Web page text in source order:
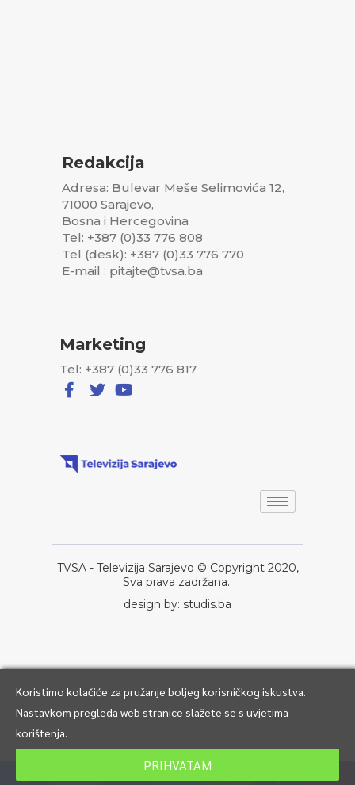
Redakcija
Adresa: Bulevar Meše Selimovića 12,
71000 Sarajevo,
Bosna i Hercegovina
Tel: +387 (0)33 776 808
Tel (desk): +387 (0)33 776 770
E-mail : pitajte@tvsa.ba
Marketing
Tel: +387 (0)33 776 817
TVSA - Televizija Sarajevo © Copyright 2020,
Sva prava zadržana..
design by: studis.ba
Koristimo kolačiće za pružanje boljeg korisničkog iskustva.
Nastavkom pregleda web stranice slažete se s uvjetima
korištenja.
PRIHVATAM